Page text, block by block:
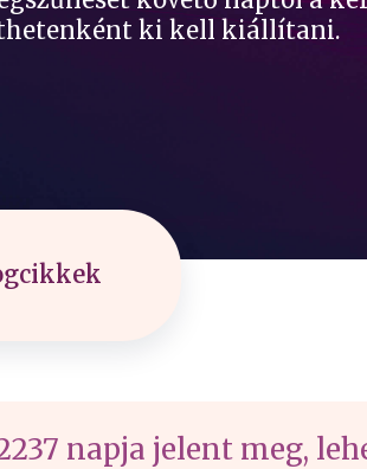
ki kell kiállítani.
napja jelent meg,